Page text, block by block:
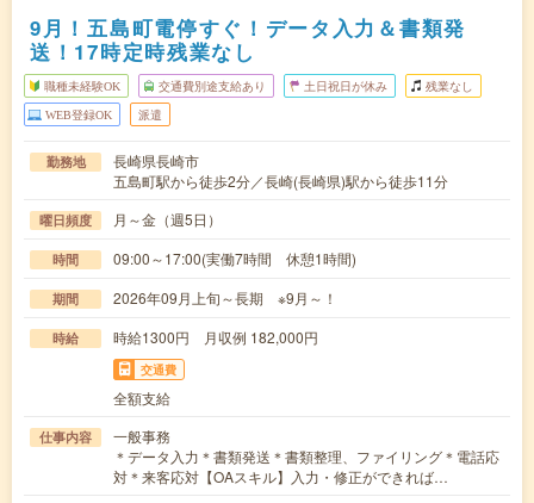
9月！五島町電停すぐ！データ入力＆書類発
送！17時定時残業なし
職種未経験OK 交通費別途支給あり 土日祝日が休み 残業なし
WEB登録OK 派遣
勤務地
長崎県長崎市
五島町駅から徒歩2分／長崎(長崎県)駅から徒歩11分
曜日頻度 月～金（週5日）
時間 09:00～17:00(実働7時間 休憩1時間)
期間 2026年09月上旬～長期 ※9月～！
時給 時給1300円 月収例 182,000円
交通費
全額支給
仕事内容
一般事務
＊データ入力＊書類発送＊書類整理、ファイリング＊電話応
対＊来客応対【OAスキル】入力・修正ができれば…